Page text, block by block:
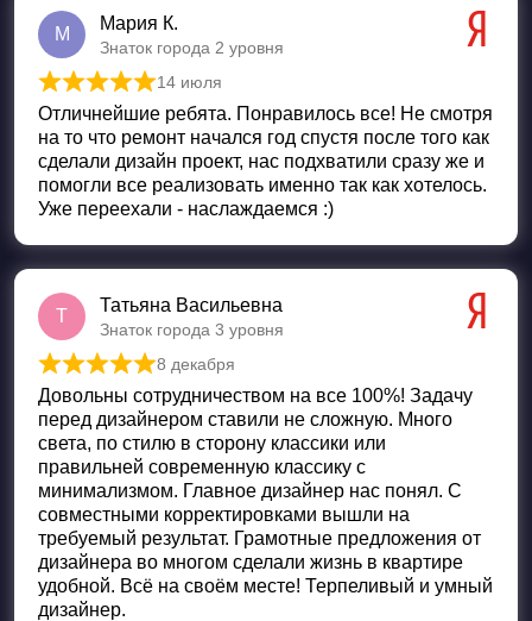
М
Мария К.
Знаток города 2 уровня
Оценка 5 из 5
14 июля
Отличнейшие ребята. Понравилось все! Не смотря
на то что ремонт начался год спустя после того как
сделали дизайн проект, нас подхватили сразу же и
помогли все реализовать именно так как хотелось.
Уже переехали - наслаждаемся :)
Т
Татьяна Васильевна
Знаток города 3 уровня
Оценка 5из 5
8 декабря
Довольны сотрудничеством на все 100%! Задачу
перед дизайнером ставили не сложную. Много
света, по стилю в сторону классики или
правильней современную классику с
минимализмом. Главное дизайнер нас понял. С
совместными корректировками вышли на
требуемый результат. Грамотные предложения от
дизайнера во многом сделали жизнь в квартире
удобной. Всё на своём месте! Терпеливый и умный
дизайнер.